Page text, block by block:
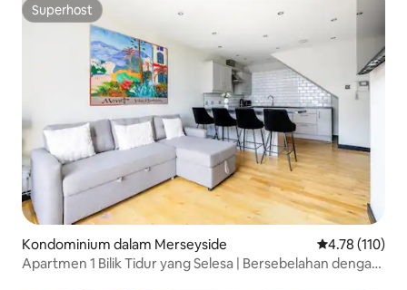
Superhost
Superhost
Kondominium dalam Merseyside Penarafan
4.78 (110)
Apartmen 1 Bilik Tidur yang Selesa | Bersebelahan dengan